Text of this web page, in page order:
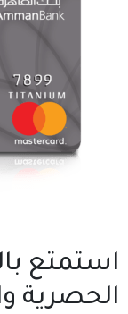
استمتع
الحصرية